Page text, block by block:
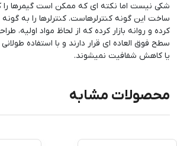
شکی نیست اما نکته ای که ممکن است گیمرها را
ساخت این گونه کنترلرهاست. کنترلرها را به
کرده و روانه بازار کرده که از لحاظ مواد اولیه،
سطح فوق العاده ای قرار دارند و با استفاده
یا کاهش شفافیت نمیشوند.
محصولات مشابه